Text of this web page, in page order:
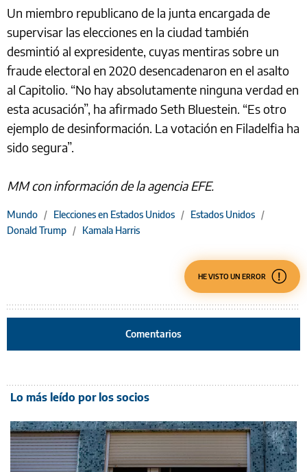
Un miembro republicano de la junta encargada de
supervisar las elecciones en la ciudad también
desmintió al expresidente, cuyas mentiras sobre un
fraude electoral en 2020 desencadenaron en el asalto
al Capitolio. “No hay absolutamente ninguna verdad en
esta acusación”, ha afirmado Seth Bluestein. “Es otro
ejemplo de desinformación. La votación en Filadelfia ha
sido segura”.
MM con información de la agencia EFE.
Mundo / Elecciones en Estados Unidos / Estados Unidos /
Donald Trump / Kamala Harris
HE VISTO UN ERROR
Comentarios
Lo más leído por los socios